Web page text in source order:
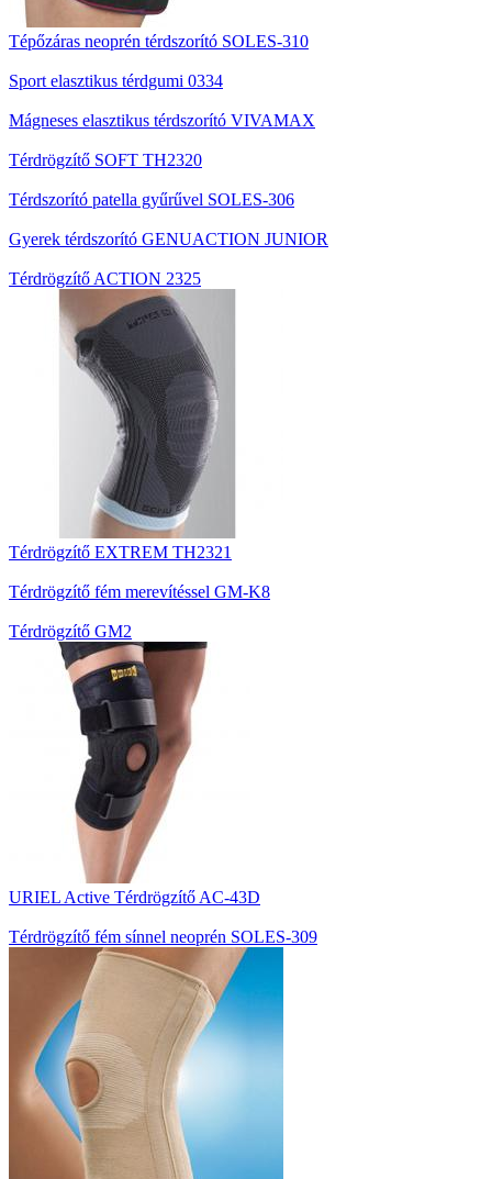
Tépőzáras neoprén térdszorító SOLES-310
Sport elasztikus térdgumi 0334
Mágneses elasztikus térdszorító VIVAMAX
Térdrögzítő SOFT TH2320
Térdszorító patella gyűrűvel SOLES-306
Gyerek térdszorító GENUACTION JUNIOR
Térdrögzítő ACTION 2325
Térdrögzítő EXTREM TH2321
Térdrögzítő fém merevítéssel GM-K8
Térdrögzítő GM2
URIEL Active Térdrögzítő AC-43D
Térdrögzítő fém sínnel neoprén SOLES-309